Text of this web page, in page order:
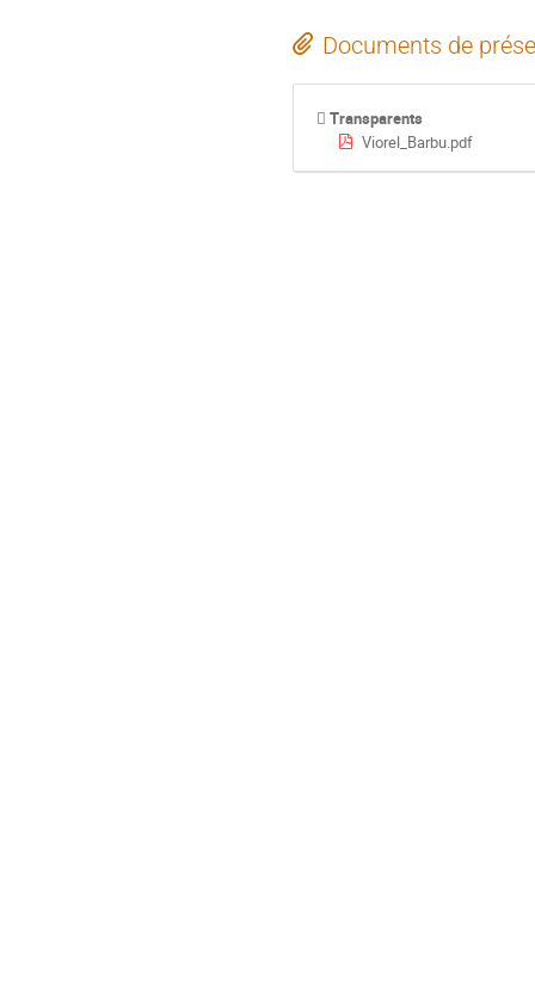
Documents de
Transparents
Viorel_Barbu.pdf